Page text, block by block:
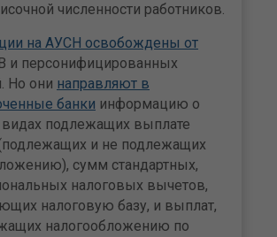
численности работников.
на АУСН освобождены от
и персонифицированных
Но они направляют в
банки информацию о
подлежащих выплате
и не подлежащих
сумм стандартных,
налоговых вычетов,
налоговую базу, и выплат,
налогообложению по